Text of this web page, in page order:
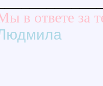
в ответе за